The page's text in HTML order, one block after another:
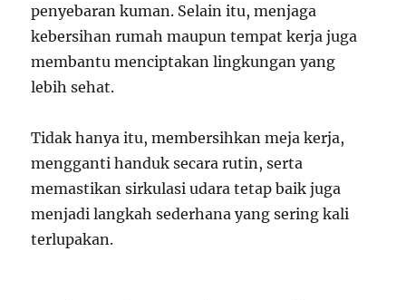
penyebaran kuman. Selain itu, menjaga
kebersihan rumah maupun tempat kerja juga
membantu menciptakan lingkungan yang
lebih sehat.
Tidak hanya itu, membersihkan meja kerja,
mengganti handuk secara rutin, serta
memastikan sirkulasi udara tetap baik juga
menjadi langkah sederhana yang sering kali
terlupakan.